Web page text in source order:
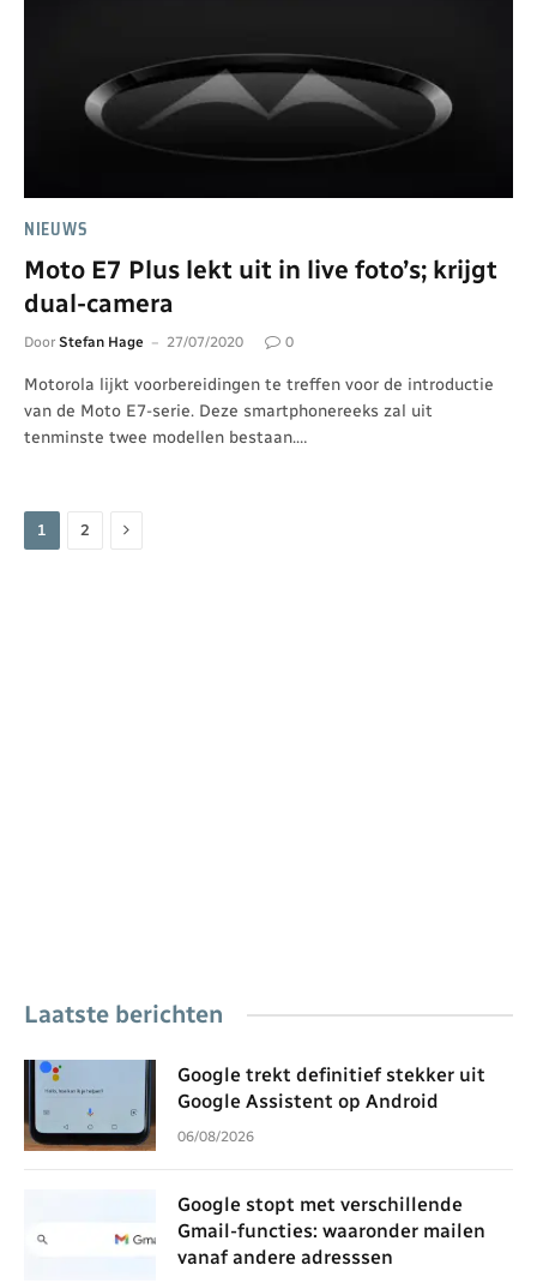
NIEUWS
Moto E7 Plus lekt uit in live foto’s; krijgt
dual-camera
Door Stefan Hage 27/07/2020 0
Motorola lijkt voorbereidingen te treffen voor de introductie
van de Moto E7-serie. Deze smartphonereeks zal uit
tenminste twee modellen bestaan.…
1 2 Volgende
Laatste berichten
Google trekt definitief stekker uit
Google Assistent op Android
06/08/2026
Google stopt met verschillende
Gmail-functies: waaronder mailen
vanaf andere adresssen